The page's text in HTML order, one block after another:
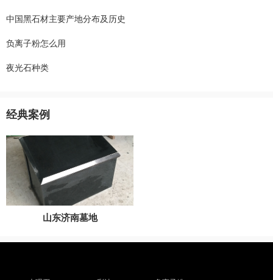
中国黑石材主要产地分布及历史
负离子粉怎么用
夜光石种类
经典案例
山东济南墓地